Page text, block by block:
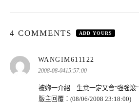
4 COMMENTS ADD YOURS
WANGIM611122
2008-08-0415:57:00
被妳一介紹…生意一定又會"強強滾"
版主回覆：(08/06/2008 23:18:00)